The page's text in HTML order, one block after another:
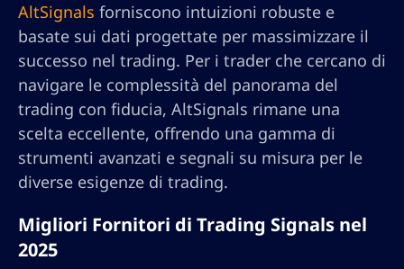
AltSignals forniscono intuizioni robuste e
basate sui dati progettate per massimizzare il
successo nel trading. Per i trader che cercano di
navigare le complessità del panorama del
trading con fiducia, AltSignals rimane una
scelta eccellente, offrendo una gamma di
strumenti avanzati e segnali su misura per le
diverse esigenze di trading.
Migliori Fornitori di Trading Signals nel
2025